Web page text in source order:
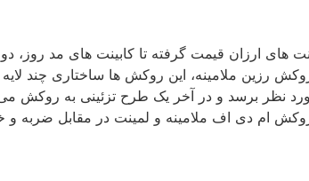
های ارزان قیمت گرفته تا کابینت های مد روز،
رزین ملامینه، این روکش ها ساختاری چند
نظر برسد و در آخر یک طرح تزئینی به روکش
ام دی اف ملامینه و لمینت در مقابل ضربه